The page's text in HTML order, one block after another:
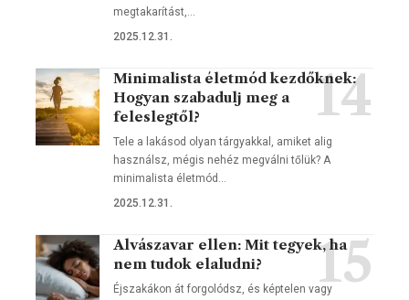
megtakarítást,…
2025.12.31.
Minimalista életmód kezdőknek:
Hogyan szabadulj meg a
feleslegtől?
Tele a lakásod olyan tárgyakkal, amiket alig
használsz, mégis nehéz megválni tőlük? A
minimalista életmód…
2025.12.31.
Alvászavar ellen: Mit tegyek, ha
nem tudok elaludni?
Éjszakákon át forgolódsz, és képtelen vagy